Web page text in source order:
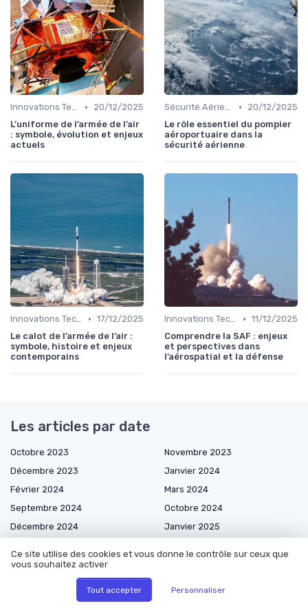
Innovations Technologiques •
20/12/2025
L’uniforme de l’armée de l’air
: symbole, évolution et enjeux
actuels
Sécurité Aérienne •
20/12/2025
Le rôle essentiel du pompier
aéroportuaire dans la
sécurité aérienne
Innovations Technologiques • 17/12/2025
Le calot de l’armée de l’air :
symbole, histoire et enjeux
contemporains
Innovations Technologiques • 11/12/2025
Comprendre la SAF : enjeux
et perspectives dans
l’aérospatial et la défense
Les articles par date
Octobre 2023
Novembre 2023
Décembre 2023
Janvier 2024
Février 2024
Mars 2024
Septembre 2024
Octobre 2024
Décembre 2024
Janvier 2025
Avril 2025
Ce site utilise des cookies et vous donne le contrôle sur ceux que
vous souhaitez activer
Tout accepter Personnaliser